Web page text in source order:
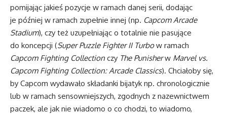
pomijając jakieś pozycje w ramach danej serii, dodając
je później w ramach zupełnie innej (np. Capcom Arcade
Stadium), czy też uzupełniając o totalnie nie pasujące
do koncepcji (Super Puzzle Fighter II Turbow ramach
Capcom Fighting Collection czy The Punisherw Marvel vs.
Capcom Fighting Collection: Arcade Classics). Chciałoby się,
by Capcom wydawało składanki bijatyk np. chronologicznie
lub w ramach sensowniejszych, zgodnych z nazewnictwem
paczek, ale jak nie wiadomo o co chodzi, to wiadomo,